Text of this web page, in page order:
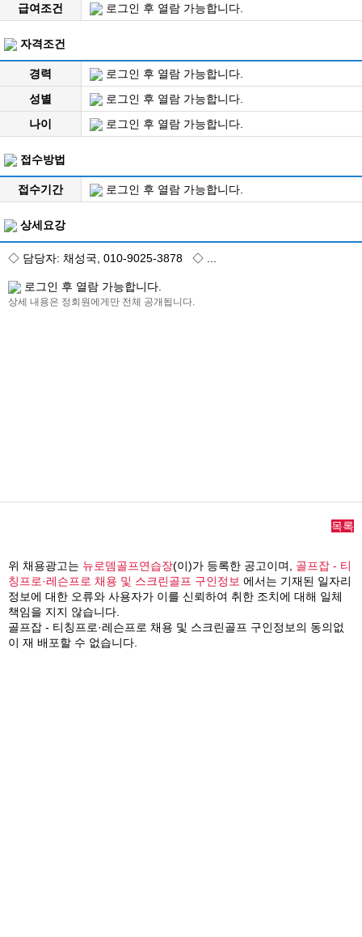
급여조건
로그인 후 열람 가능합니다.
자격조건
경력
로그인 후 열람 가능합니다.
성별
로그인 후 열람 가능합니다.
나이
로그인 후 열람 가능합니다.
접수방법
접수기간 로그인 후 열람 가능합니다.
상세요강
◇ 담당자: 채성국, 010-9025-3878 ◇ ...
로그인 후 열람 가능합니다.
상세 내용은 정회원에게만 전체 공개됩니다.
목록
위 채용광고는 뉴로뎀골프연습장(이)가 등록한 공고이며, 골프잡 - 티
칭프로·레슨프로 채용 및 스크린골프 구인정보 에서는 기재된 일자리
정보에 대한 오류와 사용자가 이를 신뢰하여 취한 조치에 대해 일체
책임을 지지 않습니다.
골프잡 - 티칭프로·레슨프로 채용 및 스크린골프 구인정보의 동의없
이 재 배포할 수 없습니다.